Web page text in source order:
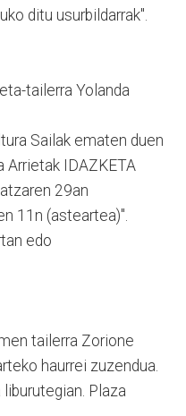
ditu usurbildarrak".
tailerra Yolanda
Sailak ematen duen
Arrietak IDAZKETA
29an
11n (asteartea)".
edo
tailerra Zorione
haurrei zuzendua.
Plaza